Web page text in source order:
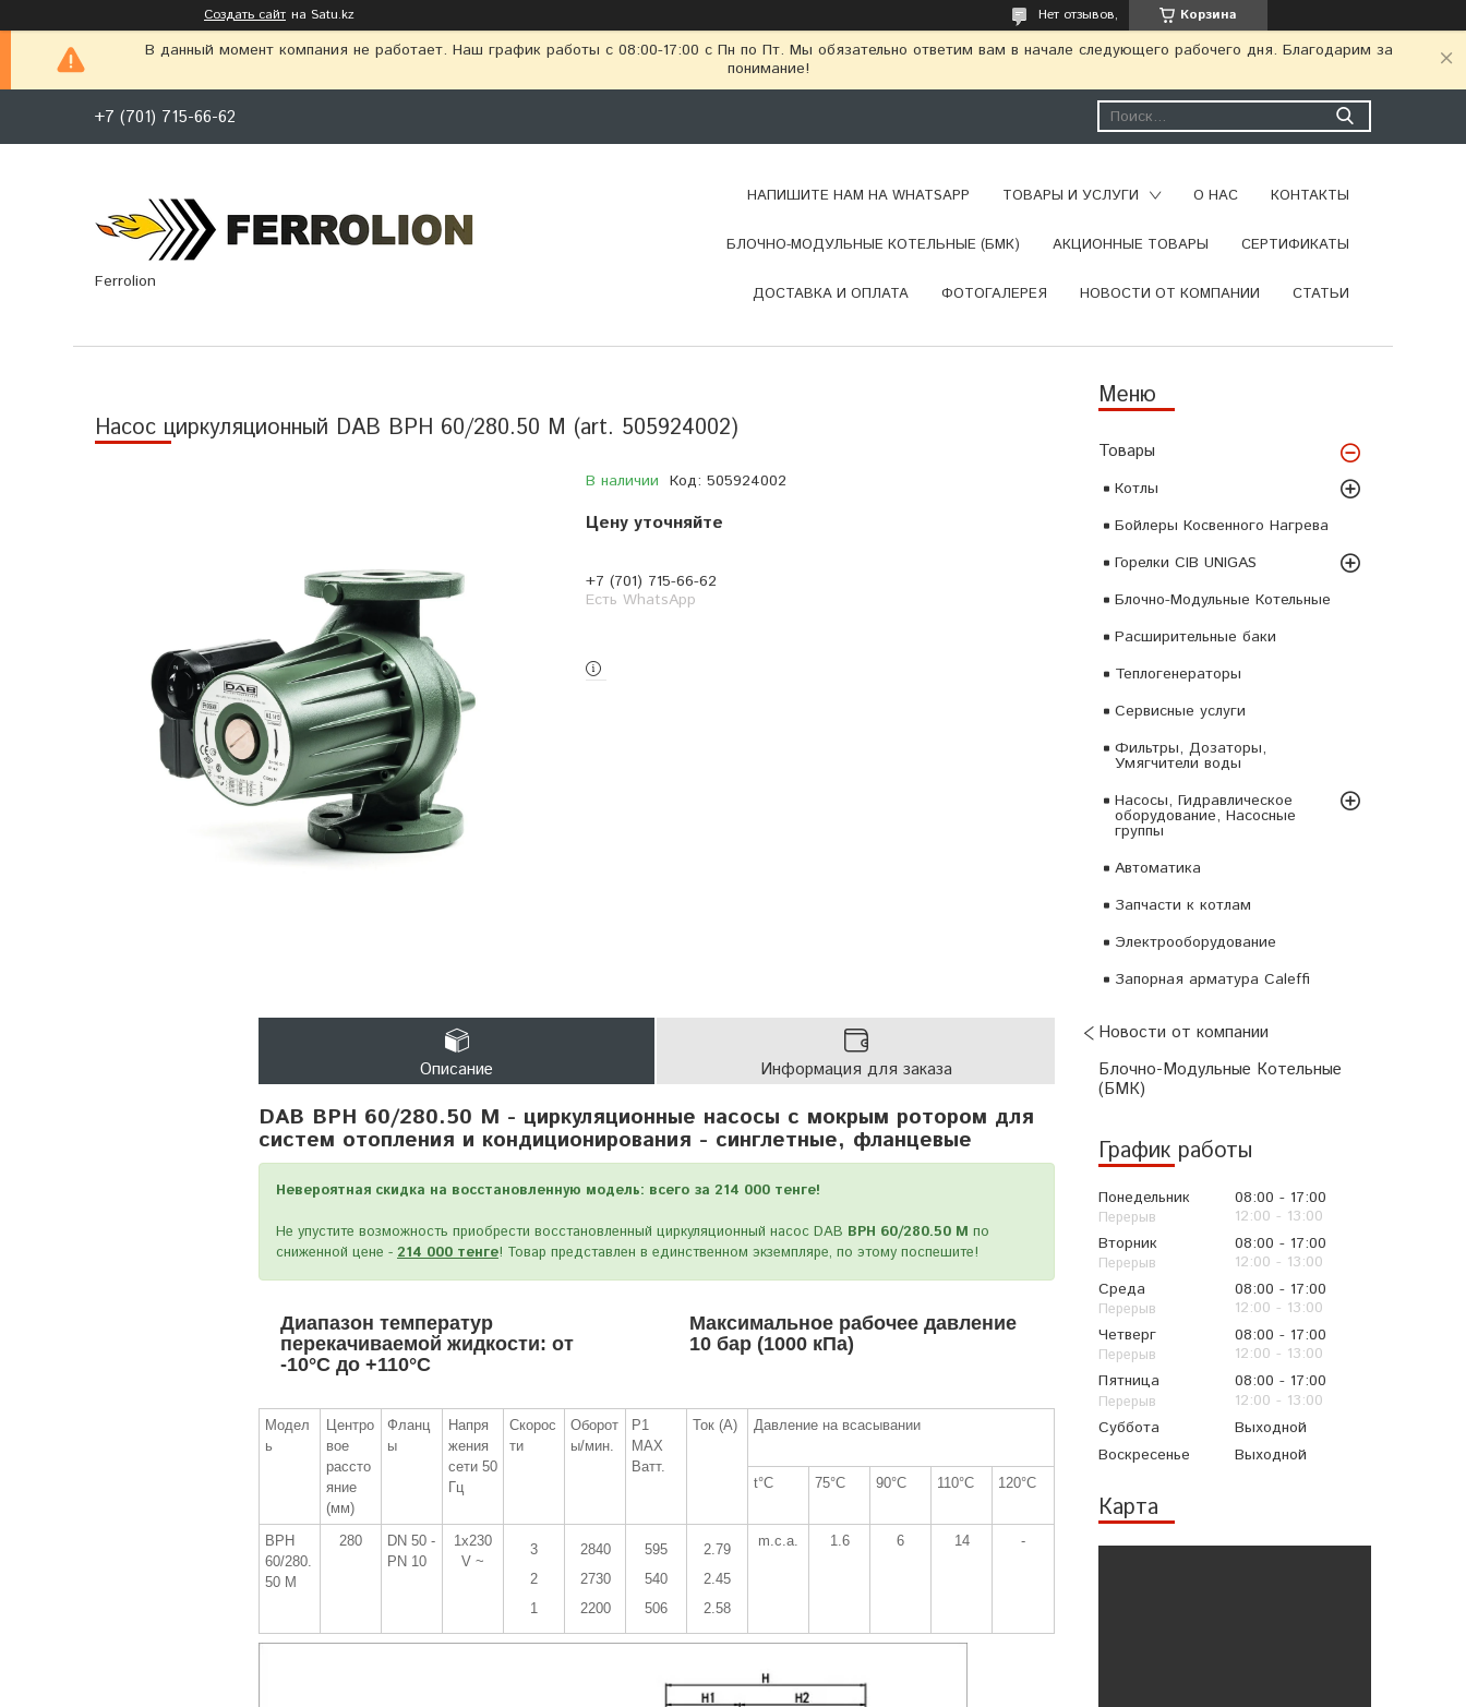
Создать сайт на Satu.kz Корзина
Нет отзывов,
В данный момент компания не работает. Наш график работы с 08:00-17:00 с Пн по Пт. Мы обязательно ответим вам в начале следующего рабочего дня. Благодарим за
понимание!
+7 (701) 715-66-62
Ferrolion
НАПИШИТЕ НАМ НА WHATSAPP ТОВАРЫ И УСЛУГИ О НАС КОНТАКТЫ
БЛОЧНО-МОДУЛЬНЫЕ КОТЕЛЬНЫЕ (БМК) АКЦИОННЫЕ ТОВАРЫ СЕРТИФИКАТЫ
ДОСТАВКА И ОПЛАТА ФОТОГАЛЕРЕЯ НОВОСТИ ОТ КОМПАНИИ СТАТЬИ
Товары
Котлы
Бойлеры Косвенного Нагрева
Горелки CIB UNIGAS
Блочно-Модульные Котельные
Расширительные баки
Теплогенераторы
Сервисные услуги
Фильтры, Дозаторы,
Умягчители воды
Насосы, Гидравлическое
оборудование, Насосные
группы
Автоматика
Запчасти к котлам
Электрооборудование
Запорная арматура Caleffi
Новости от компании
Блочно-Модульные Котельные
(БМК)
График работы
Понедельник 08:00
17:00
12:00
13:00
Вторник
08:00
17:00
12:00
13:00
Среда
08:00
17:00
12:00
13:00
Четверг
08:00
17:00
12:00
13:00
Пятница
08:00
17:00
12:00
13:00
Суббота
Выходной
Воскресенье
Выходной
Карта
Насос циркуляционный DAB BPH 60/280.50 M (art. 505924002)
В наличии Код: 505924002
Цену уточняйте
+7 (701) 715-66-62
Есть WhatsApp
Описание Информация для заказа
DAB BPH 60/280.50 M - циркуляционные насосы с мокрым ротором для
систем отопления и кондиционирования - синглетные, фланцевые
Невероятная скидка на восстановленную модель: всего за 214 000 тенге!
Не упустите возможность приобрести восстановленный циркуляционный насос DAB BPH 60/280.50 M по
сниженной цене - 214 000 тенге! Товар представлен в единственном экземпляре, по этому поспешите!
Диапазон температур
перекачиваемой жидкости: от
-10°С до +110°С
Максимальное рабочее давление
10 бар (1000 кПа)
Модел
ь
Центро
вое
рассто
яние
(мм)
Фланц
ы
Напря
жения
сети 50
Гц
Скорос
ти
Оборот
ы/мин.
P1
MAX
Ватт.
Ток (А) Давление на всасывании
t°C 75°C 90°C 110°C 120°C
BPH
60/280.
50 M
280
DN 50 -
PN 10
1x230
V ~
3
2
1
2840
2730
2200
595
540
506
2.79
2.45
2.58
m.c.a. 1.6 6 14 -